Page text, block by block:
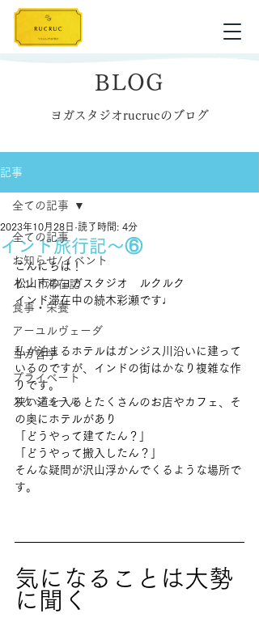
BLOG
ヨガスタジオrucrucのブログ
記事
全ての記事
お知らせ/イベント
インド滞在記
食事・栄養
アーユルヴェーダ
ヨガ哲学
プライベート
スケジュール
全ての記事
インド旅行記〜⑥
2023年10月28日 読了時間: 4分
こんにちは！
松山市のヨガスタジオ　ルクルク
インド滞在中の続木彩瀬です♩
私が泊まるホテルはガンジス川沿いに建って
いるのですが、インドの街はかなり複雑な作
りです。
狭い道を入るとたくさんのお店やカフェ、そ
の奥にホテルがあり
「どうやって建てたん？」
「どうやって搬入したん？」
そんな疑問が沢山浮かんでくるような場所で
す。
気になることは大勢
に聞く